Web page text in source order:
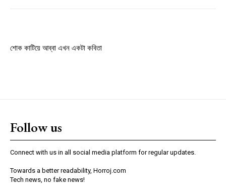
শোক কাটিয়ে আব্বা এখন একটা কবিতা
Follow us
Connect with us in all social media platform for regular updates.
Towards a better readability, Horroj.com
Tech news, no fake news!